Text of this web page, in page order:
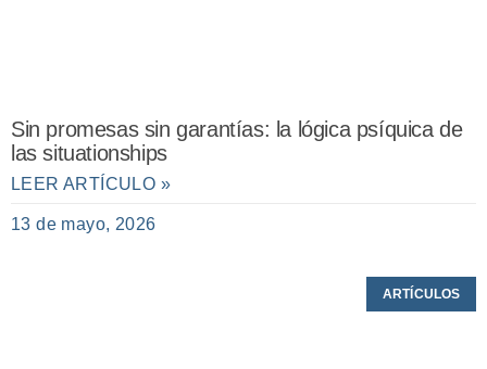
Sin promesas sin garantías: la lógica psíquica de
las situationships
LEER ARTÍCULO »
13 de mayo, 2026
ARTÍCULOS